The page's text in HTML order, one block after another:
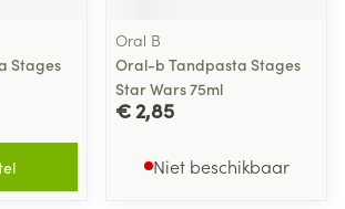
Stages
Oral B
Oral-b Tandpasta Stages
Star Wars 75ml
€ 2,85
Niet beschikbaar